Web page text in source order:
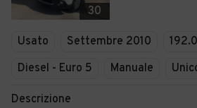
30
Usato Settembre 2010
Diesel - Euro 5
Manuale
Descrizione